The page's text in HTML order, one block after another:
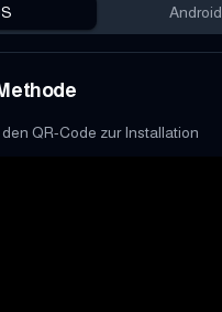
Android
QR-Code zur Installation